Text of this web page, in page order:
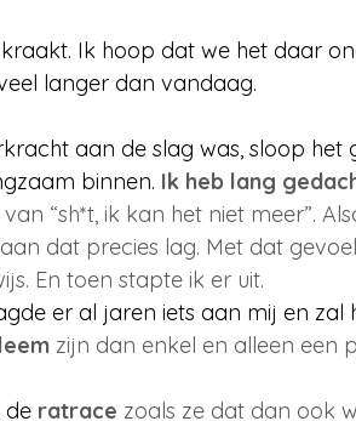
Ik hoop dat we het daar
langer dan vandaag.
aan de slag was, sloop
binnen. Ik heb lang
“sh*t, ik kan het niet meer”.
dat precies lag. Met dat
En toen stapte ik er uit.
er al jaren iets aan mij en zal
zijn dan enkel en alleen een
de ratrace zoals ze dat dan ook